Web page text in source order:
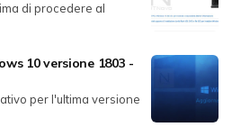
di procedere al
10 versione 1803 -
per l'ultima versione